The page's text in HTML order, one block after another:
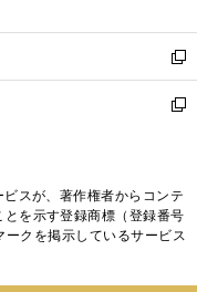
開
く
ウ
で
開
く
ン
ド
ウ
で
ウ
ィ
ン
ド
く
新
し
い
ド
ウ
で
新
ィ
ン
スが、著作権者からコンテ
を示す登録商標（登録番号
クを掲示しているサービス